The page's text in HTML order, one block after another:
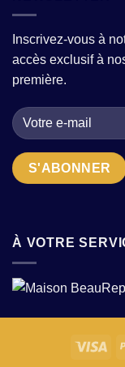
Inscrivez-vous à
accès exclusif à
première.
À VOTRE